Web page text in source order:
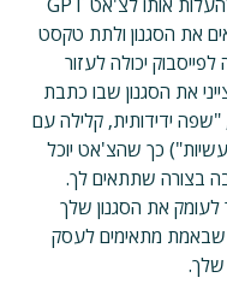
את הסגנון ולתת טקסט
יכולה לעזור
את הסגנון שבו כתבת
ידידותית, קלילה עם
כך שהצ'אט יוכל
בצורה שתתאים לך.
לעומק את הסגנון שלך
שבאמת מתאימים לעסק
שלך.